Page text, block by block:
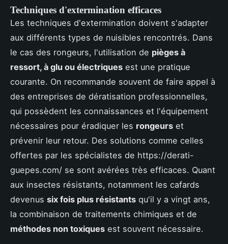
Techniques d'extermination efficaces
Les techniques d'extermination doivent s'adapter
aux différents types de nuisibles rencontrés. Dans
le cas des rongeurs, l'utilisation de pièges à
ressort, à glu ou électriques est une pratique
courante. On recommande souvent de faire appel à
des entreprises de dératisation professionnelles,
qui possèdent les connaissances et l'équipement
nécessaires pour éradiquer les rongeurs et
prévenir leur retour. Des solutions comme celles
offertes par les spécialistes de https://derati-
guepes.com/ se sont avérées très efficaces. Quant
aux insectes résistants, notamment les cafards
devenus six fois plus résistants qu'il y a vingt ans,
la combinaison de traitements chimiques et de
méthodes non toxiques est souvent nécessaire.